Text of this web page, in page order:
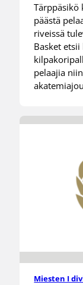
Tärppäsikö
päästä
riveissä
Basket
pelaajia
Miesten I